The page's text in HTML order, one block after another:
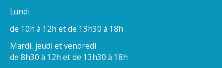
Lundi
de 10h à 12h et de 13h30 à 18h
Mardi, jeudi et vendredi
de 8h30 à 12h et de 13h30 à 18h